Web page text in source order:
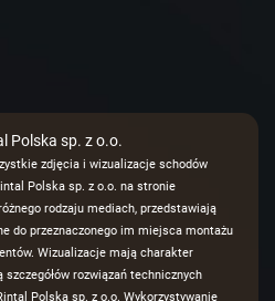
Polska sp. z o.o.
zdjęcia i wizualizacje schodów
Polska sp. z o.o. na stronie
rodzaju mediach, przedstawiają
do przeznaczonego im miejsca montażu
Wizualizacje mają charakter
szczegółów rozwiązań technicznych
Polska sp. z o.o. Wykorzystywanie